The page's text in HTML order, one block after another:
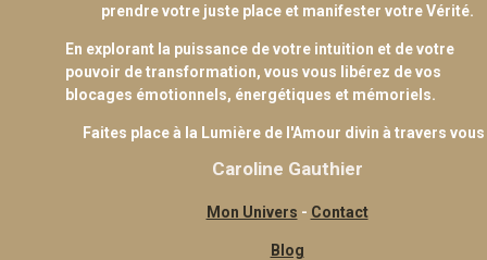
prendre votre juste place et manifester votre Vérité.
En explorant la puissance de votre intuition et de votre
pouvoir de transformation, vous vous libérez de vos
blocages émotionnels, énergétiques et mémoriels.
Faites place à la Lumière de l'Amour divin à travers vous
Caroline Gauthier
Mon Univers - Contact
Blog